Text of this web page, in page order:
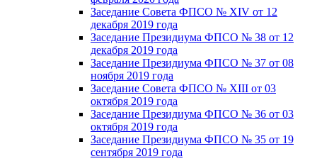
Заседание Совета ФПСО № XIV от 12
декабря 2019 года
Заседание Президиума ФПСО № 38 от 12
декабря 2019 года
Заседание Президиума ФПСО № 37 от 08
ноября 2019 года
Заседание Совета ФПСО № XIII от 03
октября 2019 года
Заседание Президиума ФПСО № 36 от 03
октября 2019 года
Заседание Президиума ФПСО № 35 от 19
сентября 2019 года